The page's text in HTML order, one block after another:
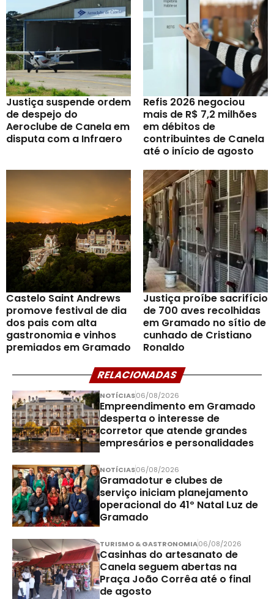
Justiça suspende ordem
de despejo do
Aeroclube de Canela em
disputa com a Infraero
Refis 2026 negociou
mais de R$ 7,2 milhões
em débitos de
contribuintes de Canela
até o início de agosto
Castelo Saint Andrews
promove festival de dia
dos pais com alta
gastronomia e vinhos
premiados em Gramado
Justiça proíbe sacrifício
de 700 aves recolhidas
em Gramado no sítio de
cunhado de Cristiano
Ronaldo
RELACIONADAS
NOTÍCIAS06/08/2026
Empreendimento em Gramado
desperta o interesse de
corretor que atende grandes
empresários e personalidades
NOTÍCIAS06/08/2026
Gramadotur e clubes de
serviço iniciam planejamento
operacional do 41º Natal Luz de
Gramado
TURISMO & GASTRONOMIA06/08/2026
Casinhas do artesanato de
Canela seguem abertas na
Praça João Corrêa até o final
de agosto